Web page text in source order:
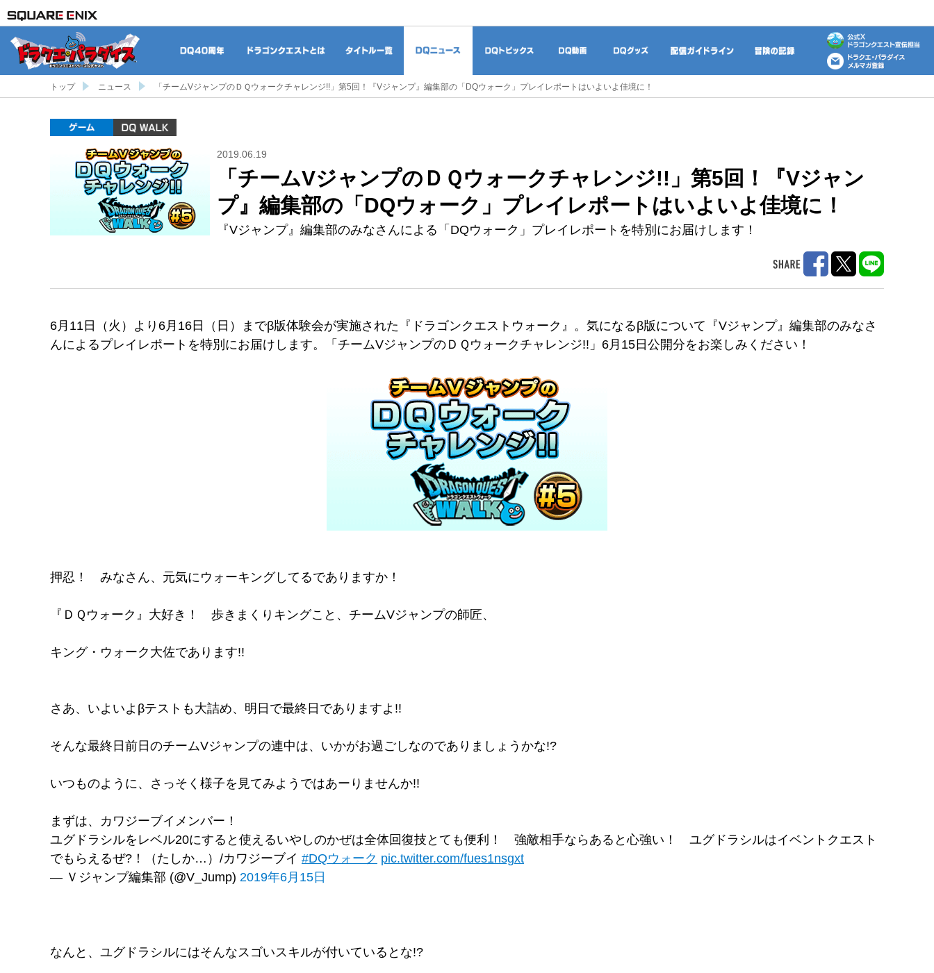
冒険の記録
トップ ニュース 「チームVジャンプのＤＱウォークチャレンジ!!」第5回！『Vジャンプ』編集部の「DQウォーク」プレイレポートはいよいよ佳境に！
ゲーム
2019.06.19
「チームVジャンプのＤＱウォークチャレンジ!!」第5回！『Vジャン
プ』編集部の「DQウォーク」プレイレポートはいよいよ佳境に！
『Vジャンプ』編集部のみなさんによる「DQウォーク」プレイレポートを特別にお届けします！
6月11日（火）より6月16日（日）までβ版体験会が実施された『ドラゴンクエストウォーク』。気になるβ版について『Vジャンプ』編集部のみなさ
んによるプレイレポートを特別にお届けします。「チームVジャンプのＤＱウォークチャレンジ!!」6月15日公開分をお楽しみください！
押忍！ みなさん、元気にウォーキングしてるでありますか！
『ＤＱウォーク』大好き！ 歩きまくりキングこと、チームVジャンプの師匠、
キング・ウォーク大佐であります!!
さあ、いよいよβテストも大詰め、明日で最終日でありますよ!!
そんな最終日前日のチームVジャンプの連中は、いかがお過ごしなのでありましょうかな!?
いつものように、さっそく様子を見てみようではあーりませんか!!
まずは、カワジーブイメンバー！
ユグドラシルをレベル20にすると使えるいやしのかぜは全体回復技とても便利！ 強敵相手ならあると心強い！ ユグドラシルはイベントクエスト
でもらえるぜ?！（たしか…）/カワジーブイ #DQウォーク pic.twitter.com/fues1nsgxt
— Ｖジャンプ編集部 (@V_Jump) 2019年6月15日
なんと、ユグドラシルにはそんなスゴいスキルが付いているとな!?